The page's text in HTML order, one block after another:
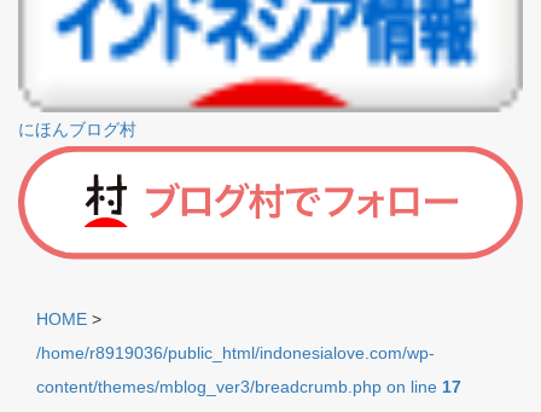
にほんブログ村
HOME >
/home/r8919036/public_html/indonesialove.com/wp-
content/themes/mblog_ver3/breadcrumb.php on line 17